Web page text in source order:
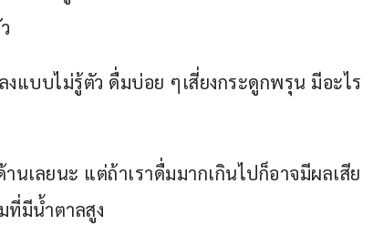
งแบบไม่รู้ตัว ดื่มบ่อย ๆเสี่ยงกระดูกพรุน มีอะไร
นเลยนะ แต่ถ้าเราดื่มมากเกินไปก็อาจมีผลเสีย
ที่มีน้ำตาลสูง